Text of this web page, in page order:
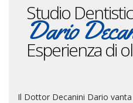
Studio
Dario
Esperienza di
Il Dottor Decanini Dario